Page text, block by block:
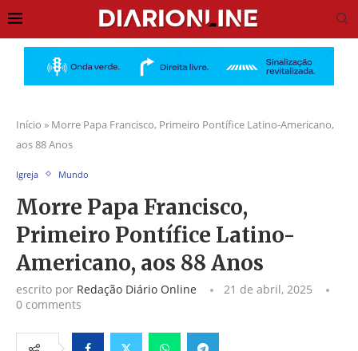
Início » Morre Papa Francisco, Primeiro Pontífice Latino-Americano,
aos 88 Anos
Igreja Mundo
Morre Papa Francisco,
Primeiro Pontífice Latino-
Americano, aos 88 Anos
escrito por Redação Diário Online
21 de abril, 2025
0 comments